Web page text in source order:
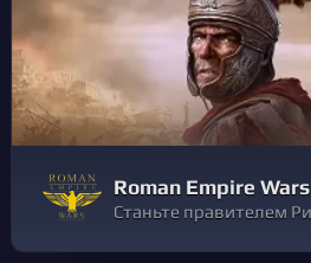
Roman Empire Wars